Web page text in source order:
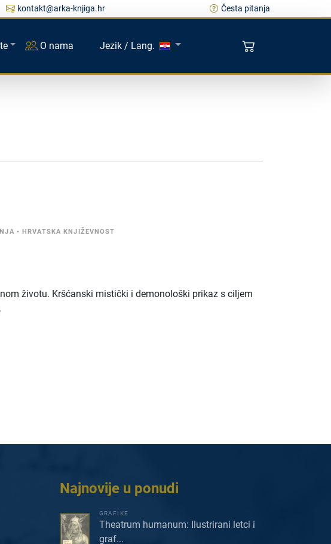
kontakt@arka-knjiga.hr Česta pitanja
O nama Jezik / Lang.
•HRVATSKA KNJIŽEVNOST
životu. Kršćanski mistički i demonološki prikaz s ciljem
Najnovije u ponudi
GRAFIKE
Theatrum humanum: Ilustrirani letci i
graf...